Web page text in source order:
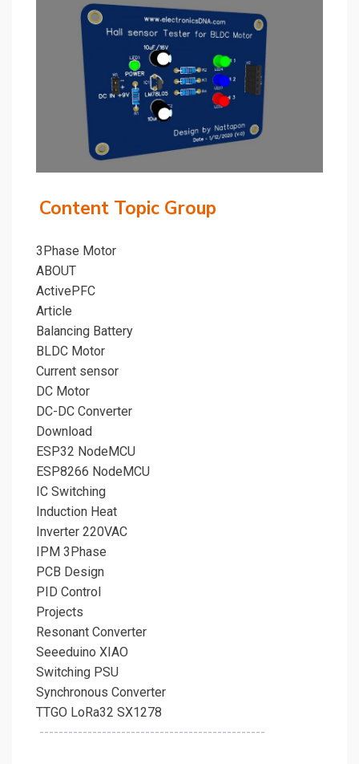
Content Topic Group
3Phase Motor
ABOUT
ActivePFC
Article
Balancing Battery
BLDC Motor
Current sensor
DC Motor
DC-DC Converter
Download
ESP32 NodeMCU
ESP8266 NodeMCU
IC Switching
Induction Heat
Inverter 220VAC
IPM 3Phase
PCB Design
PID Control
Projects
Resonant Converter
Seeeduino XIAO
Switching PSU
Synchronous Converter
TTGO LoRa32 SX1278
-----------------------------------------------